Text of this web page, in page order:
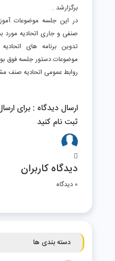
دسته بندی ها
برگزارشد .
در این جلسه موضوعات
صنفی و جاری اتحادیه
تدوین برنامه های
موضوعات دستور جلسه فوق
روابط عمومی اتحادیه صنف
ارسال دیدگاه : برای
ثبت نام کنید
دیدگاه کاربران
0 دیدگاه